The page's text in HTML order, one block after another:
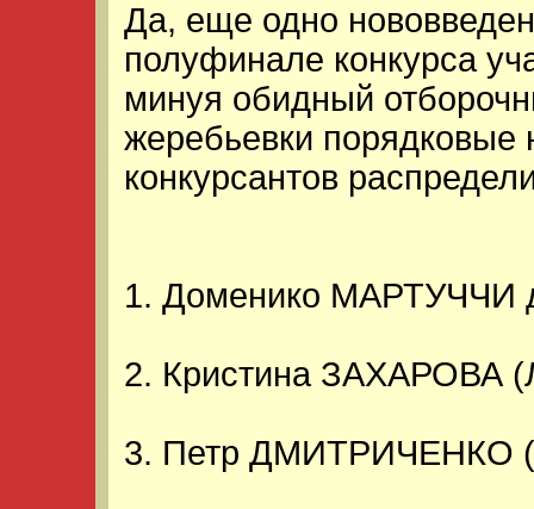
Да, еще одно
полуфинале конкурса
минуя обидный
жеребьевки порядковые
конкурсантов
1. Доменико МАРТУЧЧИ
2. Кристина ЗАХАРОВА
3. Петр ДМИТРИЧЕНКО